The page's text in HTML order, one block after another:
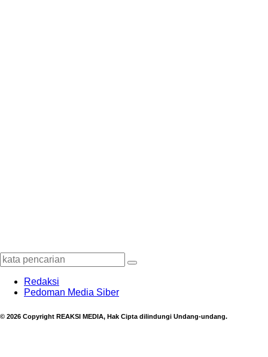
Redaksi
Pedoman Media Siber
© 2026 Copyright REAKSI MEDIA, Hak Cipta dilindungi Undang-undang.